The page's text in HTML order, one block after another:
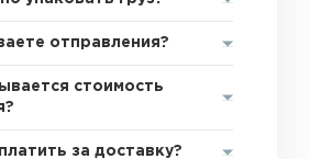
отправления?
стоимость
за доставку?